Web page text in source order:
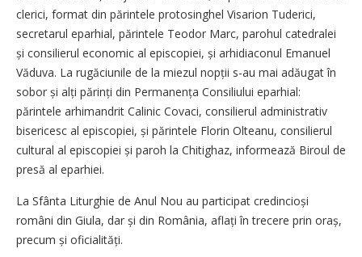
clerici, format din părintele protosinghel Visarion Tuderici,
secretarul eparhial, părintele Teodor Marc, parohul catedralei
și consilierul economic al episcopiei, și arhidiaconul Emanuel
Văduva. La rugăciunile de la miezul nopții s-au mai adăugat în
sobor și alți părinți din Permanența Consiliului eparhial:
părintele arhimandrit Calinic Covaci, consilierul administrativ
bisericesc al episcopiei, și părintele Florin Olteanu, consilierul
cultural al episcopiei și paroh la Chitighaz, informează Biroul de
presă al eparhiei.
La Sfânta Liturghie de Anul Nou au participat credincioși
români din Giula, dar și din România, aflați în trecere prin oraș,
precum și oficialități.